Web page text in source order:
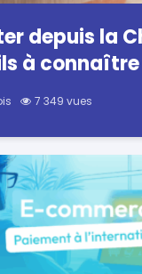
depuis la
à connaître
7 349 vues